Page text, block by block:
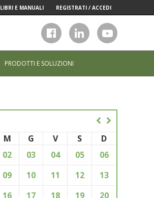
LIBRI E MANUALI REGISTRATI / ACCEDI
PRODOTTI E SOLUZIONI
M G V S
D
02 03 04 05
06
09 10 11 12
13
16 17 18 19
20